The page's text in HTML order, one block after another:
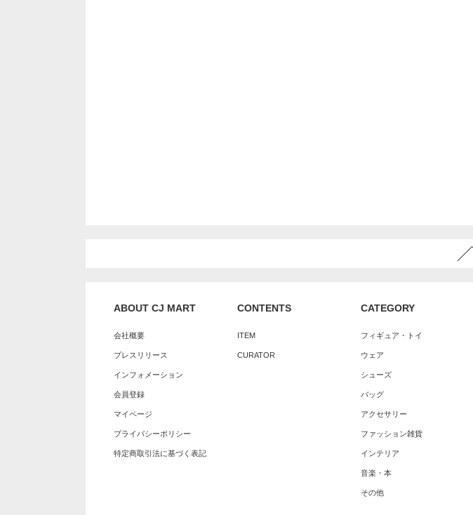
ABOUT CJ MART
会社概要
プレスリリース
インフォメーション
会員登録
マイページ
プライバシーポリシー
特定商取引法に基づく表記
CONTENTS
ITEM
CURATOR
CATEGORY
フィギュア・トイ
ウェア
シューズ
バッグ
アクセサリー
ファッション雑貨
インテリア
音楽・本
その他